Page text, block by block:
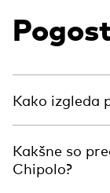
Kako izgleda
Kakšne so
Chipolo?